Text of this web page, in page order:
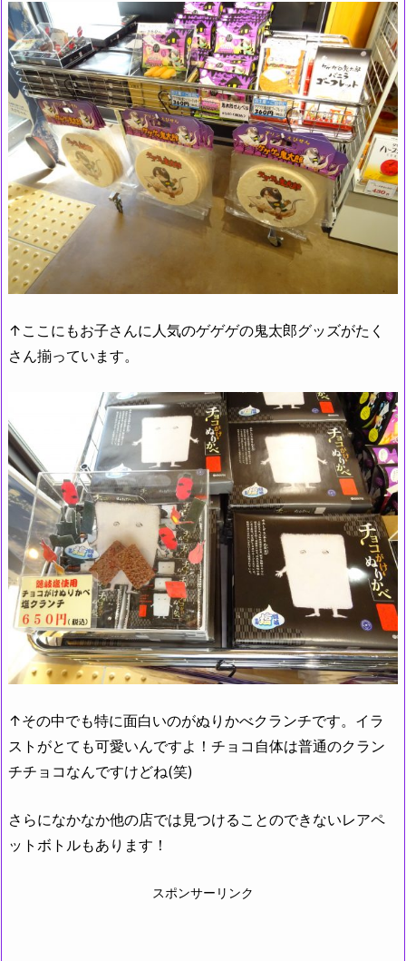
↑ここにもお子さんに人気のゲゲゲの鬼太郎グッズがたく
さん揃っています。
↑その中でも特に面白いのがぬりかべクランチです。イラ
ストがとても可愛いんですよ！チョコ自体は普通のクラン
チチョコなんですけどね(笑)
さらになかなか他の店では見つけることのできないレアペ
ットボトルもあります！
スポンサーリンク